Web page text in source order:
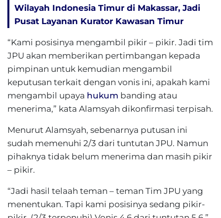
Wilayah Indonesia Timur di Makassar, Jadi
Pusat Layanan Kurator Kawasan Timur
“Kami posisinya mengambil pikir – pikir. Jadi tim
JPU akan memberikan pertimbangan kepada
pimpinan untuk kemudian mengambil
keputusan terkait dengan vonis ini, apakah kami
mengambil upaya hukum banding atau
menerima,” kata Alamsyah dikonfirmasi terpisah.
Menurut Alamsyah, sebenarnya putusan ini
sudah memenuhi 2/3 dari tuntutan JPU. Namun
pihaknya tidak belum menerima dan masih pikir
– pikir.
“Jadi hasil telaah teman – teman Tim JPU yang
menentukan. Tapi kami posisinya sedang pikir-